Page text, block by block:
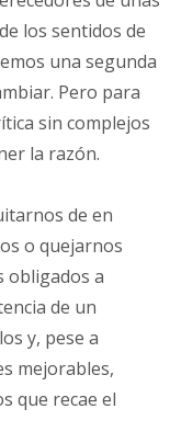
los sentidos de
una segunda
Pero para
sin complejos
la razón.
de en
o quejarnos
obligados a
de un
y, pese a
mejorables,
que recae el